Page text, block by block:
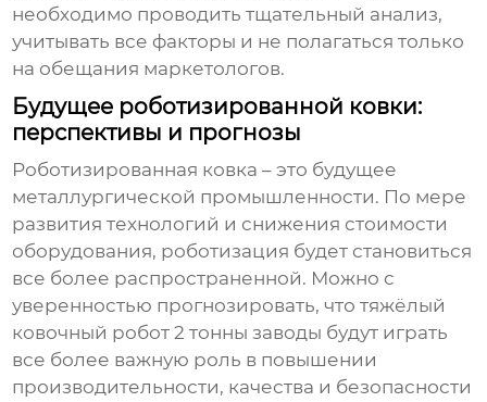
необходимо проводить тщательный анализ,
учитывать все факторы и не полагаться только
на обещания маркетологов.
Будущее роботизированной ковки:
перспективы и прогнозы
Роботизированная ковка – это будущее
металлургической промышленности. По мере
развития технологий и снижения стоимости
оборудования, роботизация будет становиться
все более распространенной. Можно с
уверенностью прогнозировать, чтотяжёлый
ковочный робот 2 тонны заводы будут играть
все более важную роль в повышении
производительности, качества и безопасности